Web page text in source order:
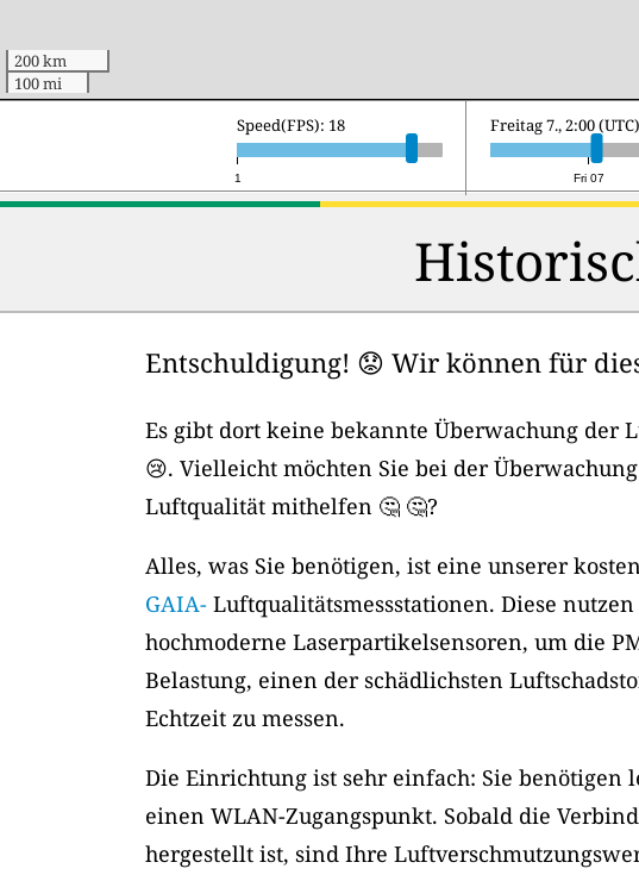
200 km
100 mi
1
Speed(FPS): 18
Fri 07
Samstag 8., 4:00 (UTC)
Entschuldigung! 😟 Wir können für
Es gibt dort keine bekannte Überwachung der
😢. Vielleicht möchten Sie bei der
Luftqualität mithelfen 🤔 🤔?
Alles, was Sie benötigen, ist eine unserer
GAIA- Luftqualitätsmessstationen. Diese nutzen
hochmoderne Laserpartikelsensoren, um die
Belastung, einen der schädlichsten
Echtzeit zu messen.
Die Einrichtung ist sehr einfach: Sie benötigen
einen WLAN-Zugangspunkt. Sobald die
hergestellt ist, sind Ihre